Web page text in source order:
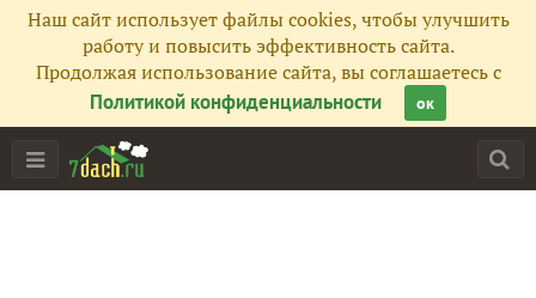
Наш сайт использует файлы cookies, чтобы улучшить
работу и повысить эффективность сайта.
Продолжая использование сайта, вы соглашаетесь с
Политикой конфиденциальности
ок